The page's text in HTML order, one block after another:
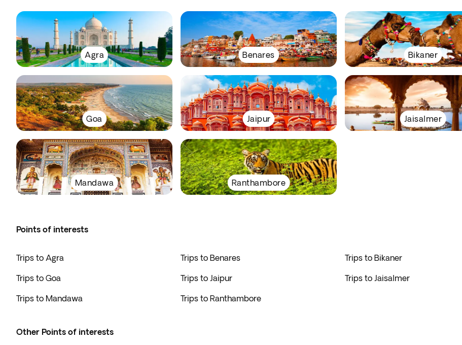
Agra Benares Bikaner
Goa Jaipur Jaisalmer
Mandawa Ranthambore
Points of interests
Trips to Agra Trips to Benares Trips to Bikaner
Trips to Goa Trips to Jaipur Trips to Jaisalmer
Trips to Mandawa Trips to Ranthambore
Other Points of interests